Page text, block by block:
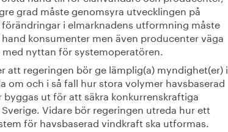
grad måste genomsyra utvecklingen på
i elmarknadens utformning måste
konsumenter men även producenter väga
nyttan för systemoperatören.
att regeringen bör ge lämplig(a) myndighet(er) i
om och i så fall hur stora volymer havsbaserad
ut för att säkra konkurrenskraftiga
Vidare bör regeringen utreda hur ett
för havsbaserad vindkraft ska utformas.